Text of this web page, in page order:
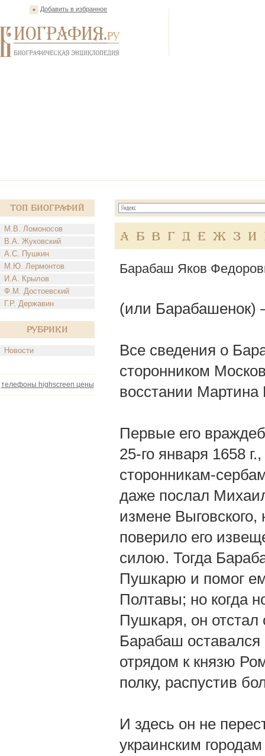
Добавить в избранное
Топ Биографий
М.В. Ломоносов
В.А. Жуковский
А.С. Пушкин
М.Ю. Лермонтов
И.А. Крылов
Ф.М. Достоевский
Г.Р. Державин
Рубрики
Новости
телефоны highscreen цены
А Б В Г Д Е Ж З И
Барабаш Яков
(или Барабашенок)
Все сведения о
сторонником
восстании Мартина
Первые его
25-го января 1658
сторонникам-
даже послал
измене Выговского,
поверило его
силою. Тогда
Пушкарю и помог
Полтавы; но когда
Пушкаря, он
Барабаш
отрядом к князю
полку, распустив
И здесь он не
украинским